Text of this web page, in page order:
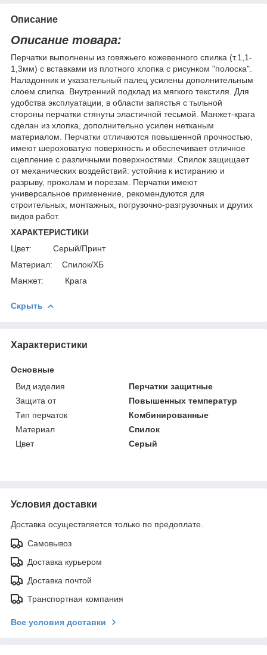
Описание
Описание товара:
Перчатки выполнены из говяжьего кожевенного спилка (т.1,1-
1,3мм) с вставками из плотного хлопка с рисунком "полоска".
Наладонник и указательный палец усилены дополнительным
слоем спилка. Внутренний подклад из мягкого текстиля. Для
удобства эксплуатации, в области запястья с тыльной
стороны перчатки стянуты эластичной тесьмой. Манжет-крага
сделан из хлопка, дополнительно усилен нетканым
материалом. Перчатки отличаются повышенной прочностью,
имеют шероховатую поверхность и обеспечивает отличное
сцепление с различными поверхностями. Спилок защищает
от механических воздействий: устойчив к истиранию и
разрыву, проколам и порезам. Перчатки имеют
универсальное применение, рекомендуются для
строительных, монтажных, погрузочно-разгрузочных и других
видов работ.
ХАРАКТЕРИСТИКИ
Цвет: Серый/Принт
Материал: Спилок/ХБ
Манжет: Крага
Скрыть
Характеристики
Основные
Вид изделия
Перчатки защитные
Защита от
Повышенных температур
Тип перчаток
Комбинированные
Материал
Спилок
Цвет
Серый
Условия доставки
Доставка осуществляется только по предоплате.
Самовывоз
Доставка курьером
Доставка почтой
Транспортная компания
Все условия доставки